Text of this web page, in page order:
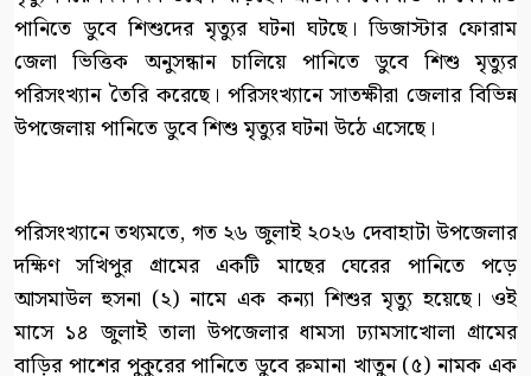
পানিতে ডুবে শিশুদের মৃত্যুর ঘটনা ঘটছে। ডিজাস্টার ফোরাম
জেলা ভিত্তিক অনুসন্ধান চালিয়ে পানিতে ডুবে শিশু মৃত্যুর
পরিসংখ্যান তৈরি করেছে। পরিসংখ্যানে সাতক্ষীরা জেলার বিভিন্ন
উপজেলায় পানিতে ডুবে শিশু মৃত্যুর ঘটনা উঠে এসেছে।
পরিসংখ্যানে তথ্যমতে, গত ২৬ জুলাই ২০২৬ দেবাহাটা উপজেলার
দক্ষিণ সখিপুর গ্রামের একটি মাছের ঘেরের পানিতে পড়ে
আসমাউল হুসনা (২) নামে এক কন্যা শিশুর মৃত্যু হয়েছে। ওই
মাসে ১৪ জুলাই তালা উপজেলার ধামসা ঢ্যামসাখোলা গ্রামের
বাড়ির পাশের পুকুরের পানিতে ডুবে রুমানা খাতুন (৫) নামক এক